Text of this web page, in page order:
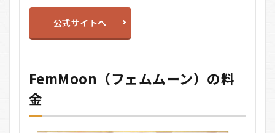
公式サイトへ
FemMoon（フェムムーン）の料
金